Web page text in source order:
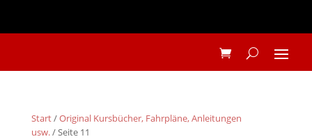
Start/Original Kursbücher, Fahrpläne, Anleitungen
usw./ Seite 11